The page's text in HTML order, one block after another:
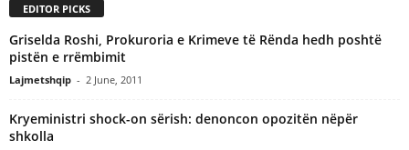
EDITOR PICKS
Griselda Roshi, Prokuroria e Krimeve të Rënda hedh poshtë
pistën e rrëmbimit
Lajmetshqip - 2 June, 2011
Kryeministri shock-on sërish: denoncon opozitën nëpër
shkolla